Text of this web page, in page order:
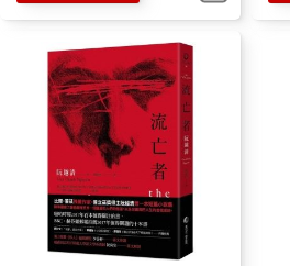
克。給了我們針頭之後，如今他們故
說，這世上最貴的莫過於免費的東西了
每當談話用餐過後，我會為將軍點上
方忘了抽他的「鴻運」菸，任由香菸
中，他被菸灰的刺痛驚醒過來，說了
制止孩子們的吃吃竊笑，說道：你要
了。你現在就該吩咐克勞德準備飛機
心思精明得像裝了算盤，脊梁骨硬得
個孩子，身材依然宛如處子。而包覆
過美術專業訓練的畫家筆下，總會以
觸來呈現。簡而言之，她就是個典型